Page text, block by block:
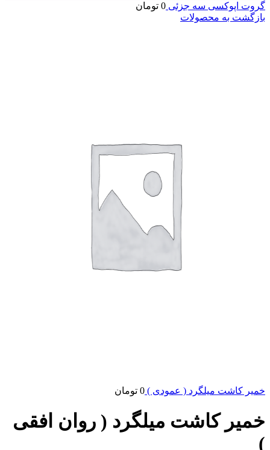
گروت اپوکسی سه جزئی 0 تومان
بازگشت به محصولات
خمیر کاشت میلگرد ( عمودی ) 0 تومان
خمیر کاشت میلگرد ( روان افقی
)